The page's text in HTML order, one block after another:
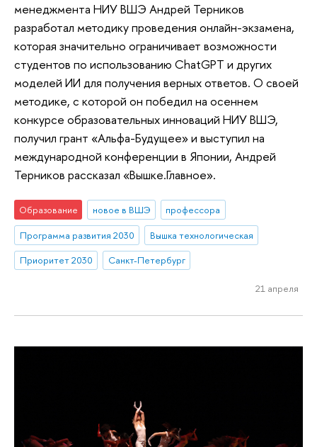
менеджмента НИУ ВШЭ Андрей Терников
разработал методику проведения онлайн-экзамена,
которая значительно ограничивает возможности
студентов по использованию ChatGPT и других
моделей ИИ для получения верных ответов. О своей
методике, с которой он победил на осеннем
конкурсе образовательных инноваций НИУ ВШЭ,
получил грант «Альфа-Будущее» и выступил на
международной конференции в Японии, Андрей
Терников рассказал «Вышке.Главное».
Образование новое в ВШЭ
профессора
Программа развития 2030
Вышка технологическая
Приоритет 2030
Санкт-Петербург
21 апреля